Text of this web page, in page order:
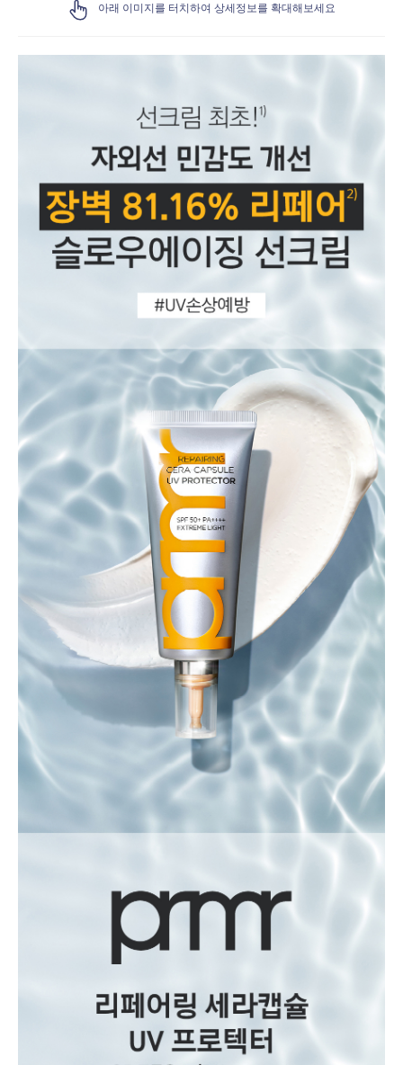
아래 이미지를 터치하여 상세정보를 확대해보세요